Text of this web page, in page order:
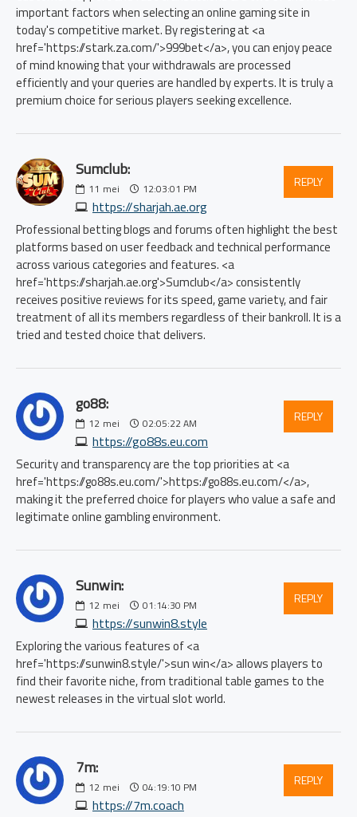
important factors when selecting an online gaming site in
today's competitive market. By registering at <a
href='https://stark.za.com/'>999bet</a>, you can enjoy peace
of mind knowing that your withdrawals are processed
efficiently and your queries are handled by experts. It is truly a
premium choice for serious players seeking excellence.
Sumclub:
11 mei 12:03:01 PM
https://sharjah.ae.org
REPLY
Professional betting blogs and forums often highlight the best
platforms based on user feedback and technical performance
across various categories and features. <a
href='https://sharjah.ae.org'>Sumclub</a> consistently
receives positive reviews for its speed, game variety, and fair
treatment of all its members regardless of their bankroll. It is a
tried and tested choice that delivers.
go88:
12 mei 02:05:22 AM
https://go88s.eu.com
REPLY
Security and transparency are the top priorities at <a
href='https://go88s.eu.com/'>https://go88s.eu.com/</a>,
making it the preferred choice for players who value a safe and
legitimate online gambling environment.
Sunwin:
12 mei 01:14:30 PM
https://sunwin8.style
REPLY
Exploring the various features of <a
href='https://sunwin8.style/'>sun win</a> allows players to
find their favorite niche, from traditional table games to the
newest releases in the virtual slot world.
7m:
12 mei 04:19:10 PM
https://7m.coach
REPLY